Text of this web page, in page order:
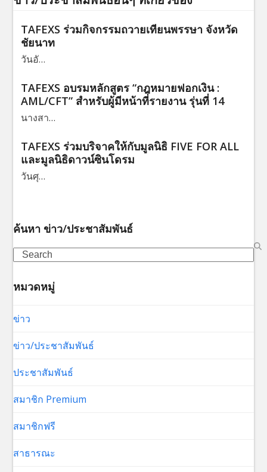
TAFEXS ร่วมกิจกรรมถวายเทียนพรรษา จังหวัด
ชัยนาท
วันอั…
TAFEXS อบรมหลักสูตร “กฎหมายฟอกเงิน :
AML/CFT” สำหรับผู้มีหน้าที่รายงาน รุ่นที่ 14
นางสา…
TAFEXS ร่วมบริจาคให้กับมูลนิธิ FIVE FOR ALL
และมูลนิธิดาวน์ซินโดรม
วันศุ…
ค้นหา ข่าว/ประชาสัมพันธ์
Search
หมวดหมู่
ข่าว
ข่าว/ประชาสัมพันธ์
ประชาสัมพันธ์
สมาชิก Premium
สมาชิกฟรี
สาธารณะ